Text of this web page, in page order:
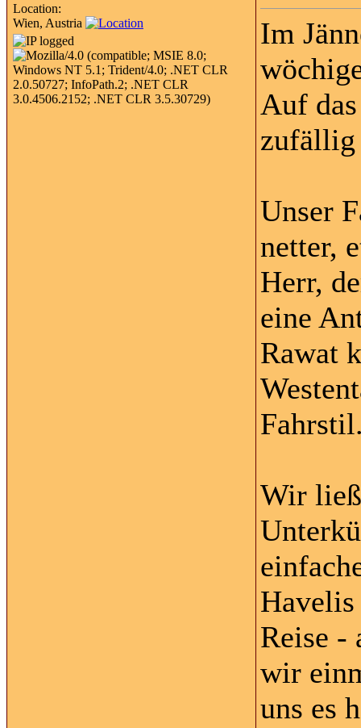
Location:
Wien, Austria
Im
Auf
zufällig
Unser
netter,
Herr,
eine
Rawat
Wir
Havelis
Reise -
wir
uns es